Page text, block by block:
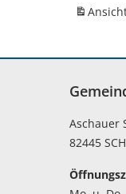
Aschauer
82445